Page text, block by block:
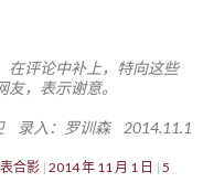
在评论中补上，特向这些
，表示谢意。
录入：罗训森 2014.11.1
合影 2014 年 11 月 1 日
5